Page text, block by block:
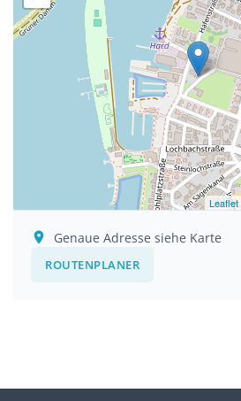
Leaflet
Genaue Adresse siehe Karte
ROUTENPLANER